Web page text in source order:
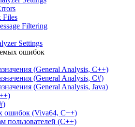
Files
Filtering
Settings
ошибок
(General Analysis, C++)
(General Analysis, C#)
(General Analysis, Java)
ошибок (Viva64, C++)
пользователей (C++)